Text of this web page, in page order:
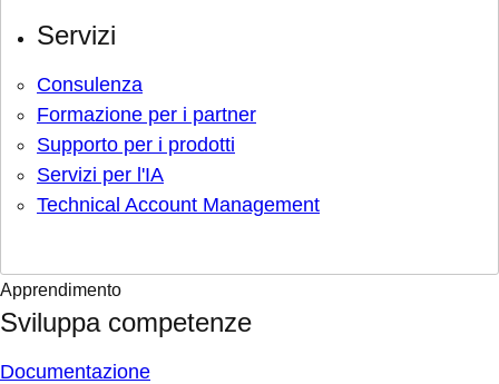
Servizi
Consulenza
Formazione per i partner
Supporto per i prodotti
Servizi per l'IA
Technical Account Management
Apprendimento
Sviluppa competenze
Documentazione